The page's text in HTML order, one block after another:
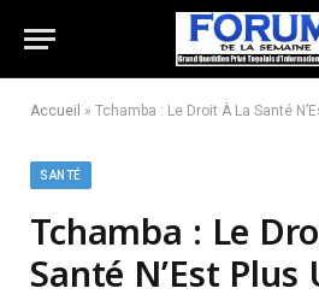
Accueil » Tchamba : Le Droit À La Santé
SANTÉ
Tchamba : Le
Santé N’Est Plus